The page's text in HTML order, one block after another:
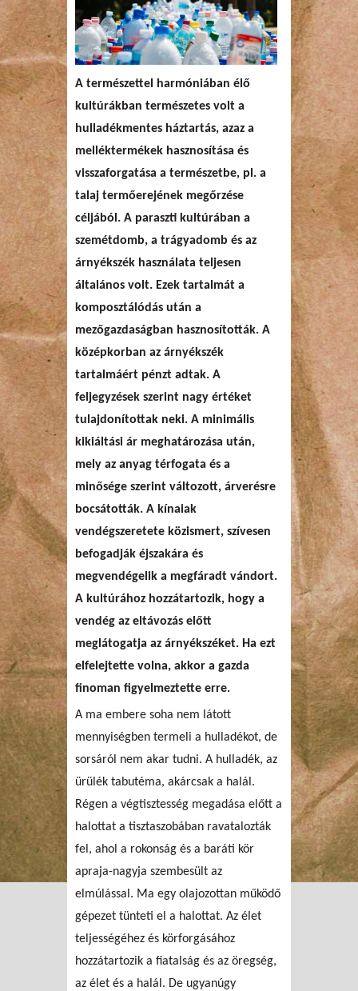
A természettel harmóniában élő
kultúrákban természetes volt a
hulladékmentes háztartás, azaz a
melléktermékek hasznosítása és
visszaforgatása a természetbe, pl. a
talaj termőerejének megőrzése
céljából. A paraszti kultúrában a
szemétdomb, a trágyadomb és az
árnyékszék használata teljesen
általános volt. Ezek tartalmát a
komposztálódás után a
mezőgazdaságban hasznosították. A
középkorban az árnyékszék
tartalmáért pénzt adtak. A
feljegyzések szerint nagy értéket
tulajdonítottak neki. A minimális
kikiáltási ár meghatározása után,
mely az anyag térfogata és a
minősége szerint változott, árverésre
bocsátották. A kínaiak
vendégszeretete közismert, szívesen
befogadják éjszakára és
megvendégelik a megfáradt vándort.
A kultúrához hozzátartozik, hogy a
vendég az eltávozás előtt
meglátogatja az árnyékszéket. Ha ezt
elfelejtette volna, akkor a gazda
finoman figyelmeztette erre.
A ma embere soha nem látott
mennyiségben termeli a hulladékot, de
sorsáról nem akar tudni. A hulladék, az
ürülék tabutéma, akárcsak a halál.
Régen a végtisztesség megadása előtt a
halottat a tisztaszobában ravatalozták
fel, ahol a rokonság és a baráti kör
apraja-nagyja szembesült az
elmúlással. Ma egy olajozottan működő
gépezet tünteti el a halottat. Az élet
teljességéhez és körforgásához
hozzátartozik a fiatalság és az öregség,
az élet és a halál. De ugyanúgy